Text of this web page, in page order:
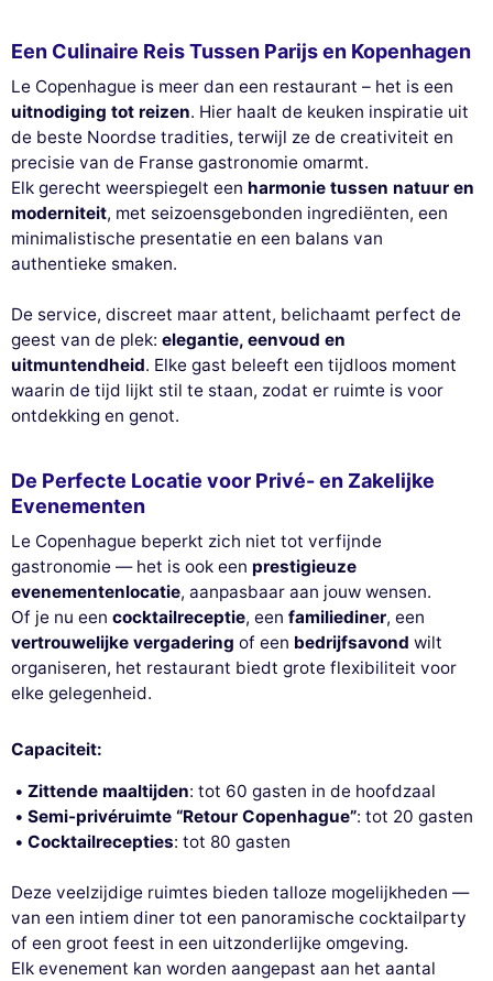
Een Culinaire Reis Tussen Parijs en Kopenhagen
Le Copenhague is meer dan een restaurant – het is een
uitnodiging tot reizen. Hier haalt de keuken inspiratie uit
de beste Noordse tradities, terwijl ze de creativiteit en
precisie van de Franse gastronomie omarmt.
Elk gerecht weerspiegelt een harmonie tussen natuur en
moderniteit, met seizoensgebonden ingrediënten, een
minimalistische presentatie en een balans van
authentieke smaken.
De service, discreet maar attent, belichaamt perfect de
geest van de plek: elegantie, eenvoud en
uitmuntendheid. Elke gast beleeft een tijdloos moment
waarin de tijd lijkt stil te staan, zodat er ruimte is voor
ontdekking en genot.
De Perfecte Locatie voor Privé- en Zakelijke
Evenementen
Le Copenhague beperkt zich niet tot verfijnde
gastronomie — het is ook een prestigieuze
evenementenlocatie, aanpasbaar aan jouw wensen.
Of je nu een cocktailreceptie, een familiediner, een
vertrouwelijke vergadering of een bedrijfsavond wilt
organiseren, het restaurant biedt grote flexibiliteit voor
elke gelegenheid.
Capaciteit:
Zittende maaltijden: tot 60 gasten in de hoofdzaal
Semi-privéruimte “Retour Copenhague”: tot 20 gasten
Cocktailrecepties: tot 80 gasten
Deze veelzijdige ruimtes bieden talloze mogelijkheden —
van een intiem diner tot een panoramische cocktailparty
of een groot feest in een uitzonderlijke omgeving.
Elk evenement kan worden aangepast aan het aantal